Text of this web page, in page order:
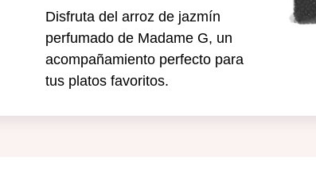
Disfruta del arroz de jazmín
perfumado de Madame G, un
acompañamiento perfecto para
tus platos favoritos.